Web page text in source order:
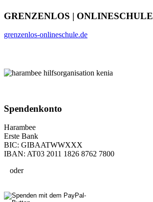
GRENZENLOS | ONLINESCHULE
grenzenlos-onlineschule.de
Spenden­konto
Harambee
Erste Bank
BIC: GIBAATWWXXX
IBAN: AT03 2011 1826 8762 7800
oder